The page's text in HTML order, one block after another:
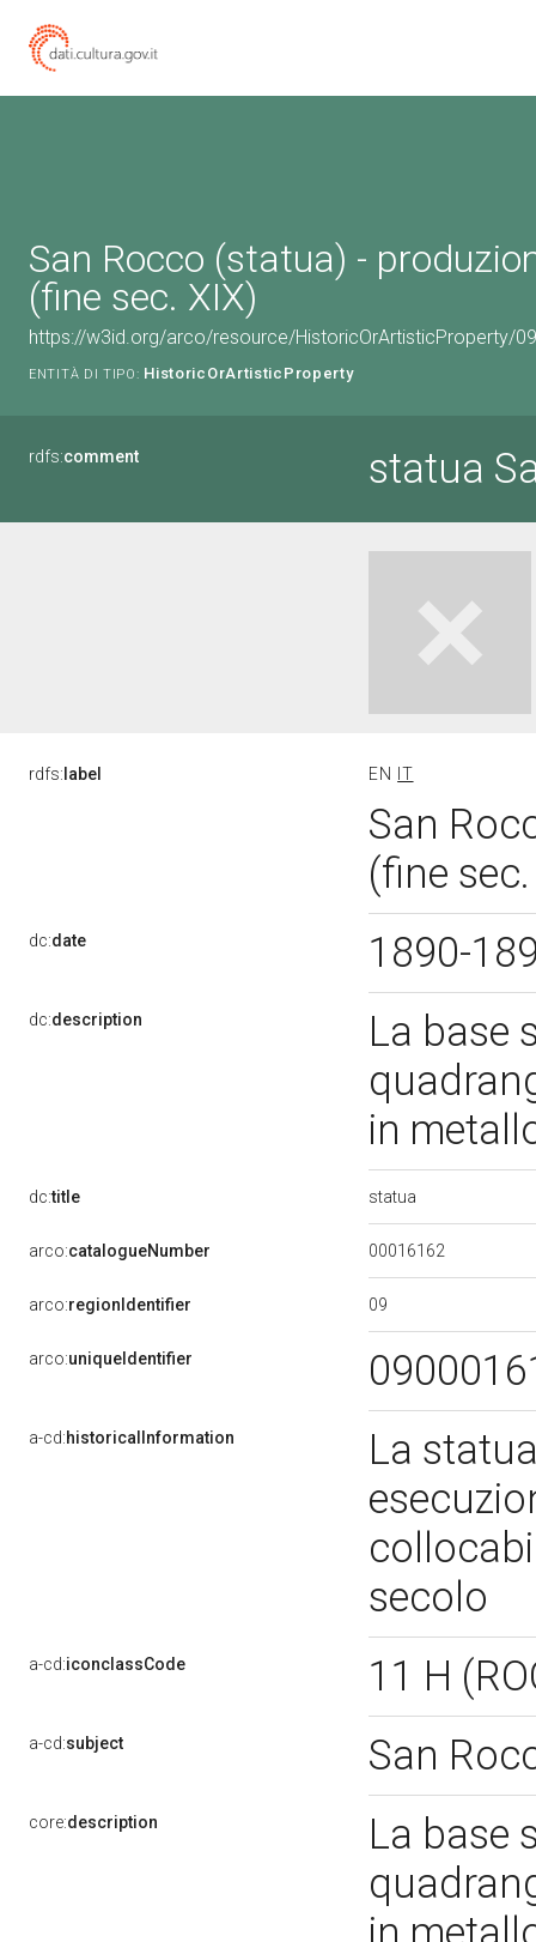
San Rocco (statua) -
(fine sec. XIX)
https://w3id.org/arco/resource/HistoricOrArtisticProperty/
ENTITÀ DI TIPO: HistoricOrArtisticProperty
rdfs:comment statua
rdfs: label EN IT
San
(fine
dc:date 1890-
dc:description
La base
in
dc:title statua
arco:catalogueNumber 00016162
arco:regionIdentifier 09
arco:uniqueIdentifier
a-cd:historicalInformation
La
secolo
a-cd:iconclassCode 11 H
a-cd:subject San
core:description
La base
in